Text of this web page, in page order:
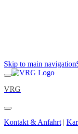
Skip to main navigation
VRG
Kontakt & Anfahrt |